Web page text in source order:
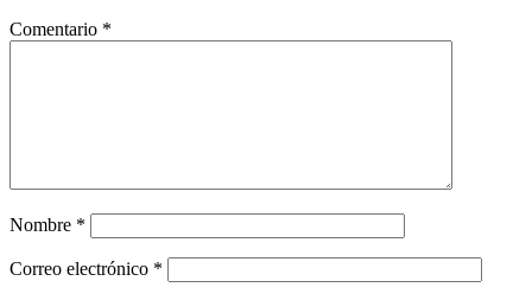
Comentario *
Nombre *
Correo electrónico *